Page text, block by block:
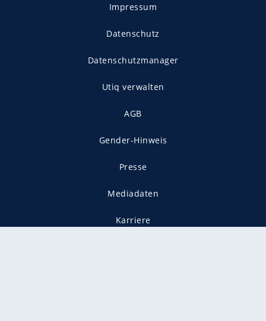
Impressum
Datenschutz
Datenschutzmanager
Utiq verwalten
AGB
Gender-Hinweis
Presse
Mediadaten
Karriere